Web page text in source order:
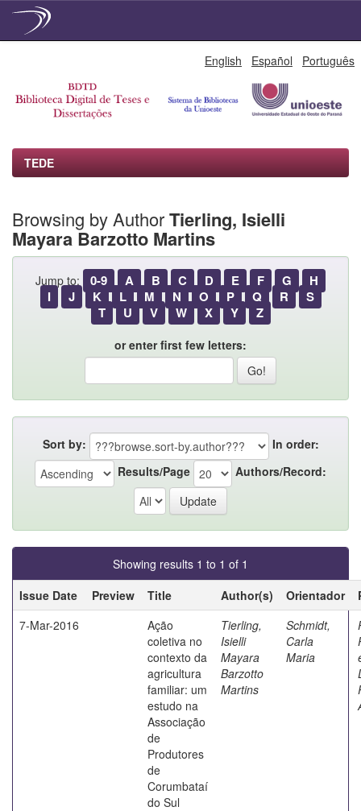
English Español Português
TEDE
Browsing by AuthorTierling, Isielli
Mayara Barzotto Martins
Jump to: 0-9 A B C D E F G
H
I
J K L M N O P Q R
S
T
U V W X Y Z
or enter first few letters:
Sort by:
In order:
Results/Page
Authors/Record:
Showing results 1 to 1 of 1
Issue Date
Preview Title Author(s) Orientador
7-Mar-2016
Ação
coletiva no
contexto da
agricultura
familiar: um
estudo na
Associação
de
Produtores
de
Corumbataí
do Sul
Tierling,
Isielli
Mayara
Barzotto
Martins
Schmidt,
Carla
Maria